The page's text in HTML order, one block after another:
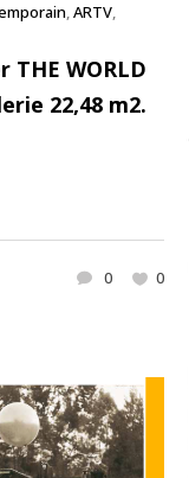
,ARTV,
WORLD
22,48 m2.
0 0